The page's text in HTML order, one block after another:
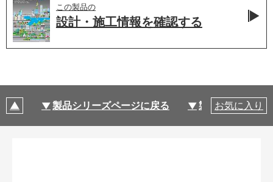
この製品の
設計・施工情報を確認する
製品シリーズページに戻る 製品仕様
お気に入り